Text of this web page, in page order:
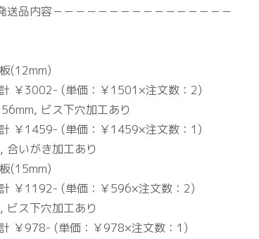
送品内容－－－－－－－－－－－－－－－－
(12mm)
￥3002- (単価：￥1501×注文数：2)
ビス下穴加工あり
￥1459- (単価：￥1459×注文数：1)
いがき加工あり
(15mm)
￥1192- (単価：￥596×注文数：2)
ス下穴加工あり
￥978- (単価：￥978×注文数：1)